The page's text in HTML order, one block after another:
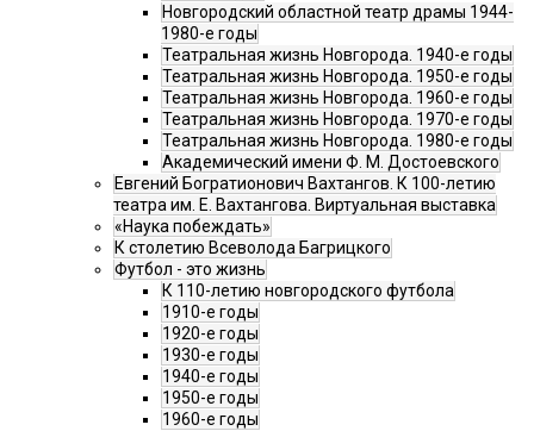
Новгородский областной театр драмы 1944-
1980-е годы
Театральная жизнь Новгорода. 1940-е годы
Театральная жизнь Новгорода. 1950-е годы
Театральная жизнь Новгорода. 1960-е годы
Театральная жизнь Новгорода. 1970-е годы
Театральная жизнь Новгорода. 1980-е годы
Академический имени Ф. М. Достоевского
Евгений Богратионович Вахтангов. К 100-летию
театра им. Е. Вахтангова. Виртуальная выставка
«Наука побеждать»
К столетию Всеволода Багрицкого
Футбол - это жизнь
К 110-летию новгородского футбола
1910-е годы
1920-е годы
1930-е годы
1940-е годы
1950-е годы
1960-е годы